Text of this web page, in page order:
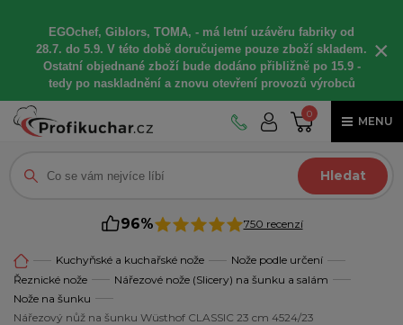
EGOchef, Giblors, TOMA, - má letní uzávěru fabriky od
28.7. do 5.9. V této době doručujeme pouze zboží skladem.
Ostatní objednané zboží bude dodáno přibližně po 15.9 -
tedy po naskladnění a znovu otevření provozů výrobců
×
0
MENU
Hledat
96% 750 recenzí
Kuchyňské a kuchařské nože
Nože podle určení
Řeznické nože
Nářezové nože (Slicery) na šunku a salám
Nože na šunku
Nářezový nůž na šunku Wüsthof CLASSIC 23 cm 4524/23